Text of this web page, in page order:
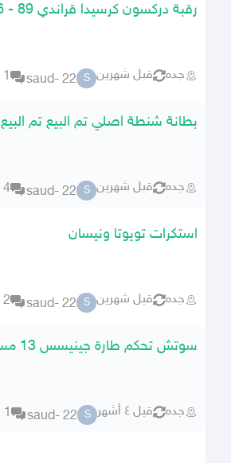
رقبة دركسون كرسيدا قراندي 89 - 96 اصلي مستخدم تم البيع
جده قبل شهرين S
saud- 22
1
بطانة شنطة اصلي تم البيع تم البيع
جده قبل شهرين S
saud- 22
4
استكرات تويوتا ونيسان
جده قبل شهرين S
saud- 22
2
سوتش تحكم طارة جينيسس 13 مستخدم
جده قبل ٤ أشهر S
saud- 22
1